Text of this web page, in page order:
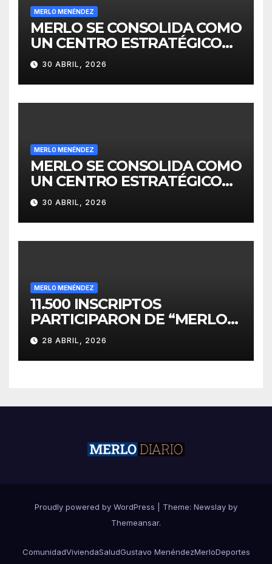
MERLO MENÉNDEZ
MERLO SE CONSOLIDA COMO
UN CENTRO ESTRATÉGICO
PARA EL DESARROLLO DE
INVERSIONES
30 ABRIL, 2026
MERLO MENÉNDEZ
MERLO SE CONSOLIDA COMO
UN CENTRO ESTRATÉGICO
PARA EL DESARROLLO DE
INVERSIONES
30 ABRIL, 2026
MERLO MENÉNDEZ
11.500 INSCRIPTOS
PARTICIPARON DE “MERLO
CORRE POR MALVINAS”
28 ABRIL, 2026
Proudly powered by WordPress Theme: Newslay by
Themeansar.
ComunidadViviendaSaludGustavo MenéndezMerloDeportes